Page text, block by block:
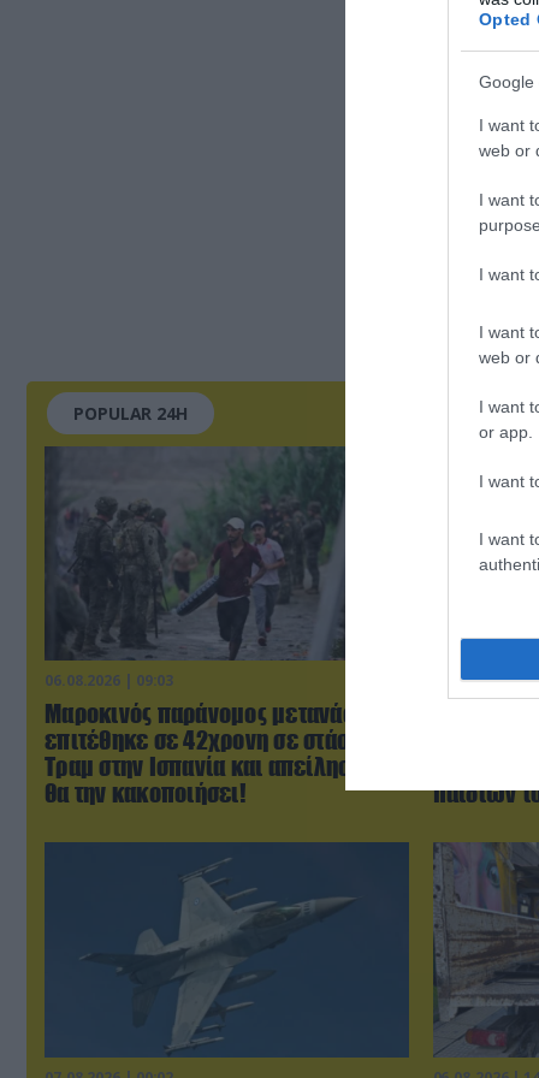
Opted
Google
I want
web or
I want
I want
I want
web or
I want
or app.
I want
I want
POPULAR 24H
06.08.2026 | 09:03
Μαροκινός παράνομος μετανάστης
επιτέθηκε σε 42χρονη σε στάση
Τραμ στην Ισπανία και απείλησε ότι
θα την κακοποιήσει!
06.08.2026 |
μητέρας
παιδιών